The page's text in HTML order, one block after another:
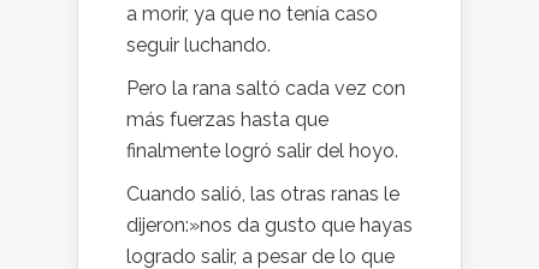
a morir, ya que no tenía caso
seguir luchando.
Pero la rana saltó cada vez con
más fuerzas hasta que
finalmente logró salir del hoyo.
Cuando salió, las otras ranas le
dijeron:»nos da gusto que hayas
logrado salir, a pesar de lo que